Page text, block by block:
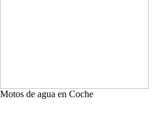
Motos de agua en Coche